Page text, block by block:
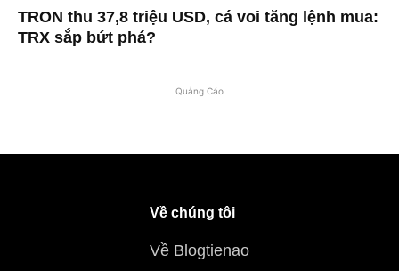
TRON thu 37,8 triệu USD, cá voi tăng lệnh mua:
TRX sắp bứt phá?
Quảng Cáo
Về chúng tôi
Về Blogtienao